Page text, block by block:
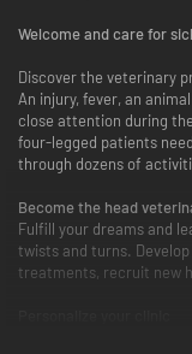
Welcome and care for
Discover the veterinary
An injury, fever, an
close attention during
four-legged patients
through dozens of
Become the head
Fulfill your dreams and
twists and turns.
treatments, recruit new
Choose the